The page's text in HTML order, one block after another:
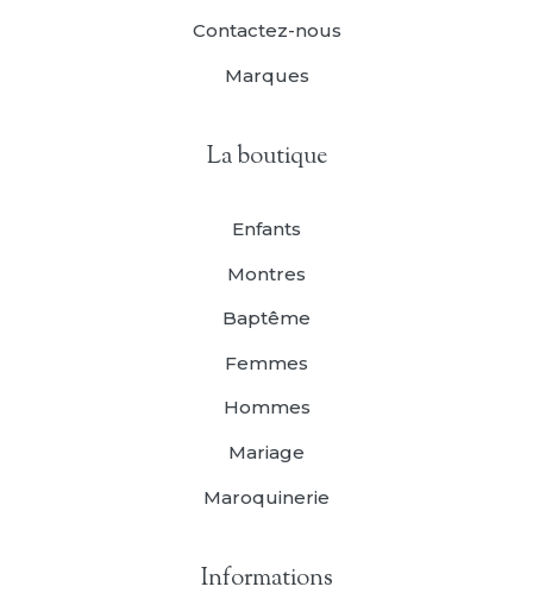
Contactez-nous
Marques
La boutique
Enfants
Montres
Baptême
Femmes
Hommes
Mariage
Maroquinerie
Informations